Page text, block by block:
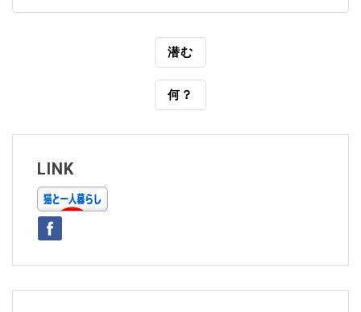
ビ
ゲ
ー
シ
ョ
ン
潜む
何？
LINK